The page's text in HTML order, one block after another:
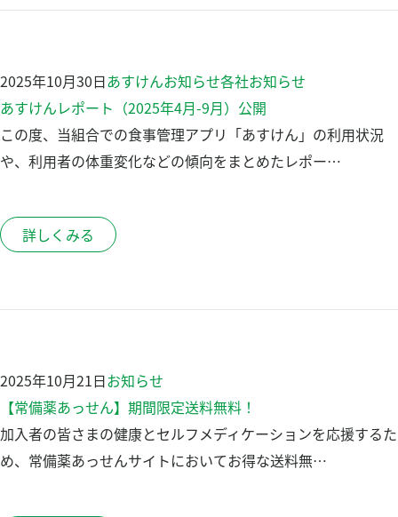
2025年10月30日あすけんお知らせ各社お知らせ
あすけんレポート（2025年4月-9月）公開
この度、当組合での食事管理アプリ「あすけん」の利用状況
や、利用者の体重変化などの傾向をまとめたレポー…
詳しくみる
2025年10月21日お知らせ
【常備薬あっせん】期間限定送料無料！
加入者の皆さまの健康とセルフメディケーションを応援するた
め、常備薬あっせんサイトにおいてお得な送料無…
検
索
結
果：
マイページ